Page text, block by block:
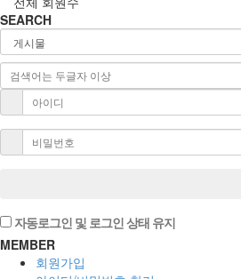
SEARCH
자동로그인 및 로그인 상태 유지
MEMBER
회원가입